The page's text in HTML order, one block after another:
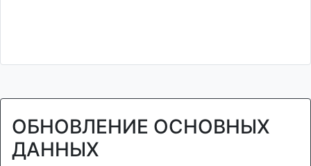
ОБНОВЛЕНИЕ ОСНОВНЫХ
ДАННЫХ